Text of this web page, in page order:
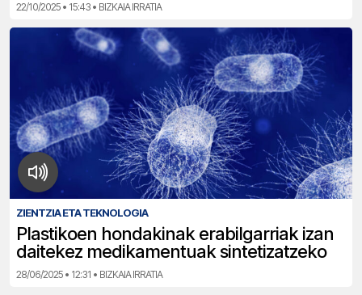
22/10/2025 • 15:43 • BIZKAIA IRRATIA
ZIENTZIA ETA TEKNOLOGIA
Plastikoen hondakinak erabilgarriak izan
daitekez medikamentuak sintetizatzeko
28/06/2025 • 12:31 • BIZKAIA IRRATIA